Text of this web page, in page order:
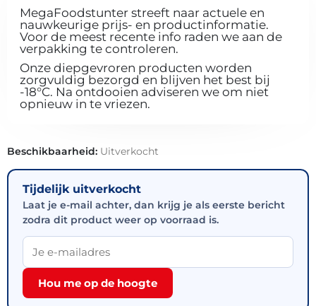
MegaFoodstunter streeft naar actuele en
nauwkeurige prijs- en productinformatie.
Voor de meest recente info raden we aan de
verpakking te controleren.
Onze diepgevroren producten worden
zorgvuldig bezorgd en blijven het best bij
-18°C. Na ontdooien adviseren we om niet
opnieuw in te vriezen.
Beschikbaarheid: Uitverkocht
Tijdelijk uitverkocht
Laat je e-mail achter, dan krijg je als eerste bericht
zodra dit product weer op voorraad is.
Hou me op de hoogte